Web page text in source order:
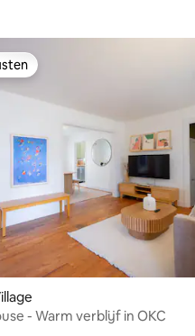
- Warm verblijf in OKC